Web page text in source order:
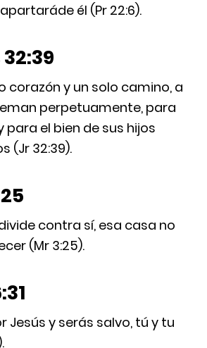
él (Pr 22:6).
corazón y un solo camino, a
perpetuamente, para
para el bien de sus hijos
(Jr 32:39).
contra sí, esa casa no
(Mr 3:25).
Jesús y serás salvo, tú y tu